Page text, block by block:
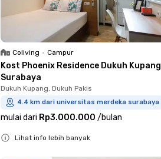
Coliving • Campur
Kost Phoenix Residence Dukuh Kupang
Surabaya
Dukuh Kupang, Dukuh Pakis
4.4 km dari universitas merdeka surabaya
mulai dari Rp3.000.000 /bulan
Lihat info lebih banyak